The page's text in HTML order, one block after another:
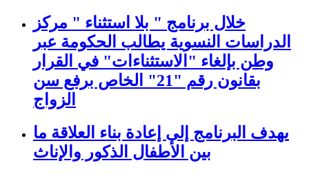
خلال برنامج " بلا استثناء " مركز
الدراسات النسوية يطالب الحكومة عبر
وطن بإلغاء "الاستثناءات" في القرار
بقانون رقم "21" الخاص برفع سن
الزواج
يهدف البرنامج إلى إعادة بناء العلاقة ما
بين الأطفال الذكور والإناث